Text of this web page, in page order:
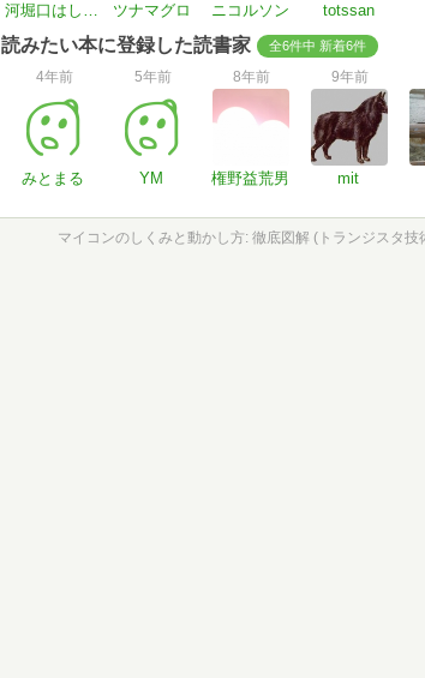
河堀口はしうど ツナマグロ ニコルソン totssan
読みたい本に登録した読書家 全6件中 新着6件
4年前
みとまる
5年前
YM
8年前
権野益荒男
9年前
mit